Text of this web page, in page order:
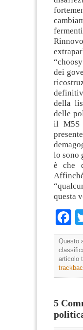
dei
della
delle
il M5S
lo sono
è che
questa
Questo
articolo
5